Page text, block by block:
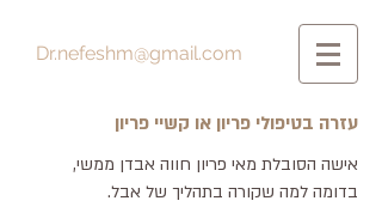
Dr.nefeshm@gmail.com
אישה הסובלת מאי פריון חווה אבדן ממשי,
בדומה למה שקורה בתהליך של אבל.
עזרה בטיפולי פריון או קשיי פריון